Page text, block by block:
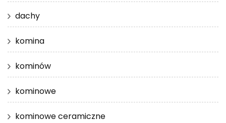
dachy
komina
kominów
kominowe
kominowe ceramiczne